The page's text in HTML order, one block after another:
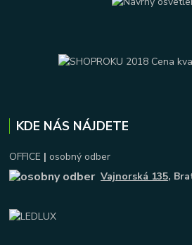
KDE NÁS NÁJDETE
OFFICE | osobný odber
Vajnorská 135,